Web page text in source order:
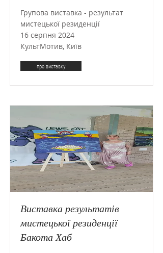
Групова виставка - результат
мистецької резиденції
16 серпня 2024
КультМотив, Київ
про виставку
Виставка результатів
мистецької резиденції
Бакота Хаб